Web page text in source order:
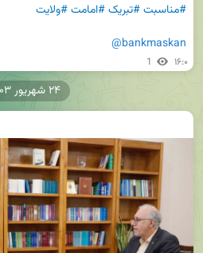
#مناسبت#تبریک#امامت#ولایت
@bankmaskan
1 ۱۶:۰
۲۴ شهریور ۱۴۰۳